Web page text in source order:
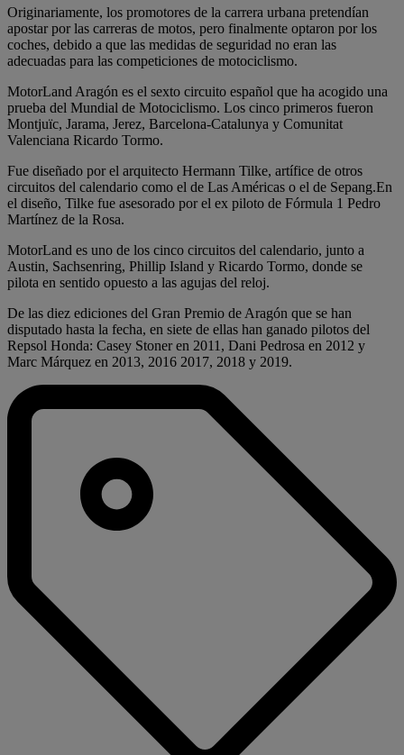
Originariamente, los promotores de la carrera urbana pretendían
apostar por las carreras de motos, pero finalmente optaron por los
coches, debido a que las medidas de seguridad no eran las
adecuadas para las competiciones de motociclismo.
MotorLand Aragón es el sexto circuito español que ha acogido una
prueba del Mundial de Motociclismo. Los cinco primeros fueron
Montjuïc, Jarama, Jerez, Barcelona-Catalunya y Comunitat
Valenciana Ricardo Tormo.
Fue diseñado por el arquitecto Hermann Tilke, artífice de otros
circuitos del calendario como el de Las Américas o el de Sepang.En
el diseño, Tilke fue asesorado por el ex piloto de Fórmula 1 Pedro
Martínez de la Rosa.
MotorLand es uno de los cinco circuitos del calendario, junto a
Austin, Sachsenring, Phillip Island y Ricardo Tormo, donde se
pilota en sentido opuesto a las agujas del reloj.
De las diez ediciones del Gran Premio de Aragón que se han
disputado hasta la fecha, en siete de ellas han ganado pilotos del
Repsol Honda: Casey Stoner en 2011, Dani Pedrosa en 2012 y
Marc Márquez en 2013, 2016 2017, 2018 y 2019.